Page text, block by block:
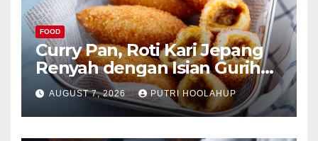
FOOD
Curry Pan, Roti Kari Jepang
Renyah dengan Isian Gurih
Menggoda
AUGUST 7, 2026 PUTRI HOOLAHUP